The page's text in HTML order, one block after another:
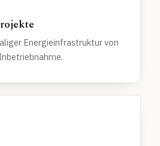
Energieinfrastruktur von